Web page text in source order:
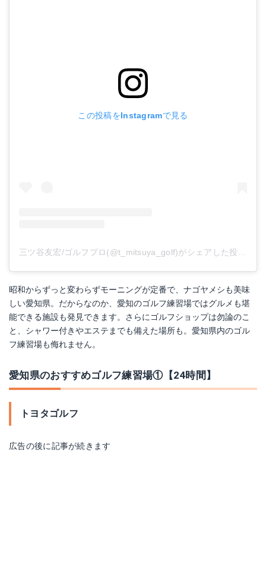
この投稿をInstagramで見る
三ツ谷友宏/ゴルフプロ(@t_mitsuya_golf)がシェアした投稿
昭和からずっと変わらずモーニングが定番で、ナゴヤメシも美味
しい愛知県。だからなのか、愛知のゴルフ練習場ではグルメも堪
能できる施設も発見できます。さらにゴルフショップは勿論のこ
と、シャワー付きやエステまでも備えた場所も。愛知県内のゴル
フ練習場も侮れません。
愛知県のおすすめゴルフ練習場①【24時間】
トヨタゴルフ
広告の後に記事が続きます